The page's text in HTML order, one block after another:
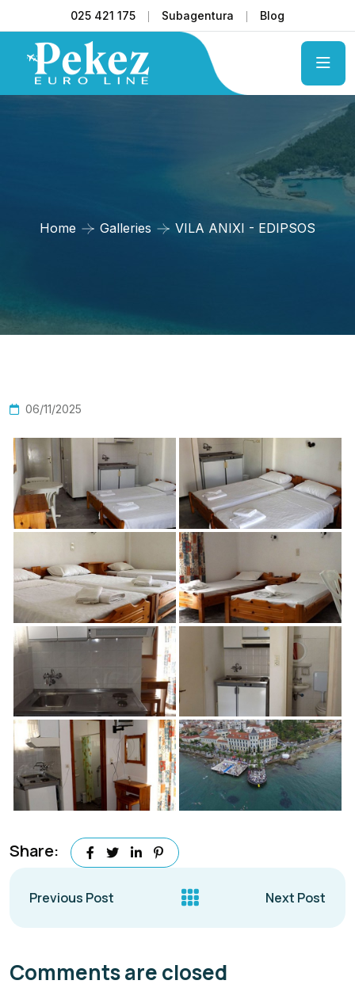
025 421 175 Subagentura Blog
Home Galleries VILA ANIXI - EDIPSOS
06/11/2025
Share:
Previous Post Next Post
Comments are closed